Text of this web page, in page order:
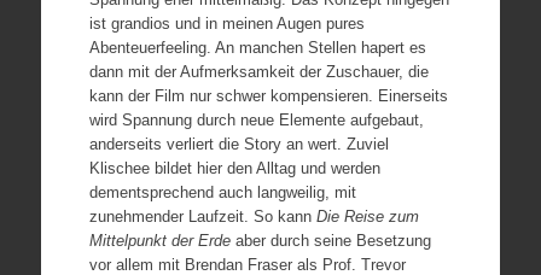
ist grandios und in meinen Augen pures
Abenteuerfeeling. An manchen Stellen hapert es
dann mit der Aufmerksamkeit der Zuschauer, die
kann der Film nur schwer kompensieren. Einerseits
wird Spannung durch neue Elemente aufgebaut,
anderseits verliert die Story an wert. Zuviel
Klischee bildet hier den Alltag und werden
dementsprechend auch langweilig, mit
zunehmender Laufzeit. So kann Die Reise zum
Mittelpunkt der Erdeaber durch seine Besetzung
vor allem mit Brendan Fraser als Prof. Trevor